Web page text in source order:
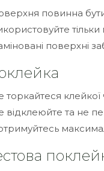
повинна
тільки
поверхні
торкайтеся
відклеюйте та не